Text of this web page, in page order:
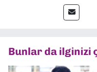
Bunlar da ilginizi